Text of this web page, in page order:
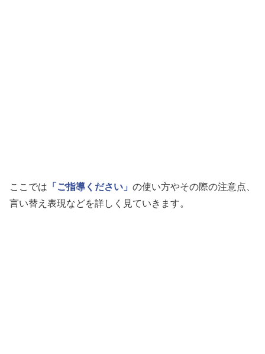
ここでは 「ご指導ください」 の使い方やその際の注意点、
言い替え表現などを詳しく見ていきます。